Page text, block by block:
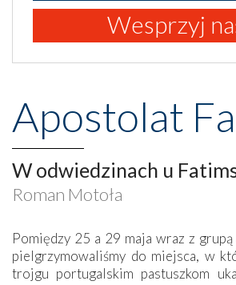
Wesprzyj
Apostolat
W odwiedzinach u
Roman Motoła
Pomiędzy 25 a 29 maja wraz z
pielgrzymowaliśmy do miejsca, w
trojgu portugalskim pastuszkom